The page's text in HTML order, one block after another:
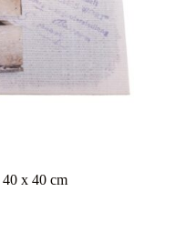
40 x 40 cm